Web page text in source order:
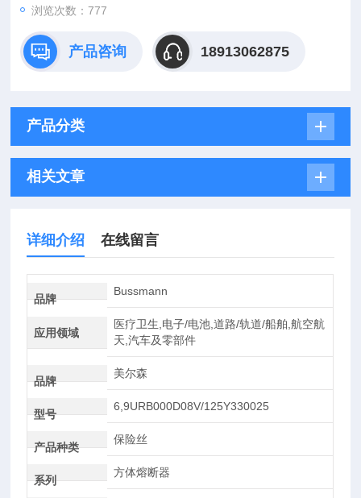
浏览次数：777
产品咨询 18913062875
产品分类
相关文章
详细介绍 在线留言
品牌
Bussmann
应用领域
医疗卫生,电子/电池,道路/轨道/船舶,航空航
天,汽车及零部件
品牌
美尔森
型号
6,9URB000D08V/125Y330025
产品种类
保险丝
系列
方体熔断器